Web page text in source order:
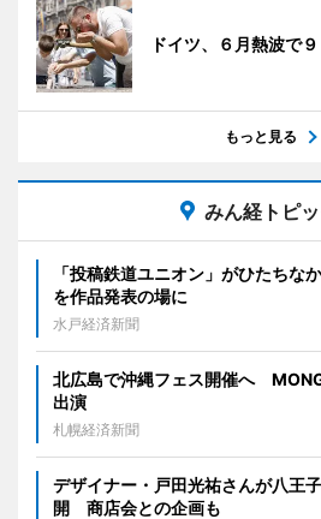
ドイツ、６月熱波で
もっと見る
みん経トピ
「投稿鉄道ユニオン」がひたちな
を作品発表の場に
水戸経済新聞
北広島で沖縄フェス開催へ
出演
札幌経済新聞
デザイナー・戸田光祐さんが八王
開 商店会との企画も